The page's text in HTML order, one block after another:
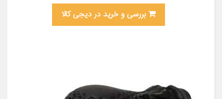
بررسی و خرید در دیجی کالا